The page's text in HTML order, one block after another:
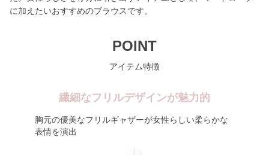
に加えたいおすすめのブラウスです。
POINT
アイテム特徴
繊細なフリルデザインが魅力的
胸元の優美なフリルギャザーが女性らしい柔らかな
表情を演出